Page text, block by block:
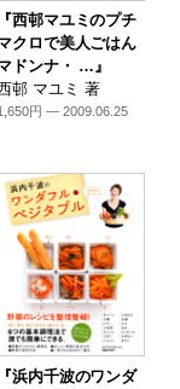
『西邨マユミのプチ
クロで美人ごはん
ドンナ・ …』
邨 マユミ 著
円 — 2009.06.25
『浜内千波のワンダ